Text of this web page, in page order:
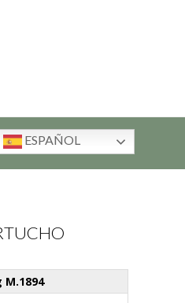
ESPAÑOL
M.1894